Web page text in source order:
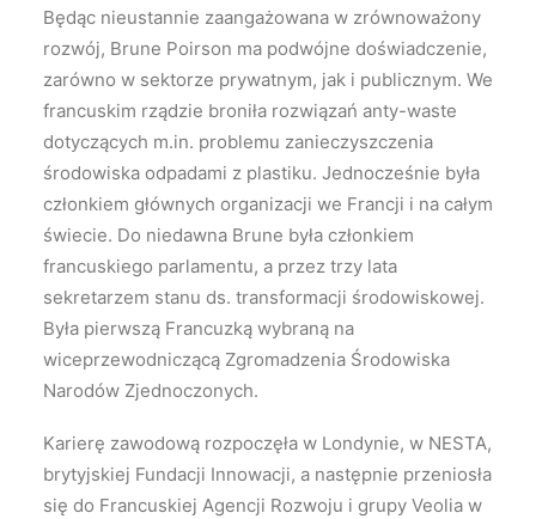
Będąc nieustannie zaangażowana w zrównoważony
rozwój, Brune Poirson ma podwójne doświadczenie,
zarówno w sektorze prywatnym, jak i publicznym. We
francuskim rządzie broniła rozwiązań anty-waste
dotyczących m.in. problemu zanieczyszczenia
środowiska odpadami z plastiku. Jednocześnie była
członkiem głównych organizacji we Francji i na całym
świecie. Do niedawna Brune była członkiem
francuskiego parlamentu, a przez trzy lata
sekretarzem stanu ds. transformacji środowiskowej.
Była pierwszą Francuzką wybraną na
wiceprzewodniczącą Zgromadzenia Środowiska
Narodów Zjednoczonych.
Karierę zawodową rozpoczęła w Londynie, w NESTA,
brytyjskiej Fundacji Innowacji, a następnie przeniosła
się do Francuskiej Agencji Rozwoju i grupy Veolia w